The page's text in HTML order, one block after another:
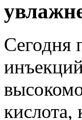
Сегодня
кислота,